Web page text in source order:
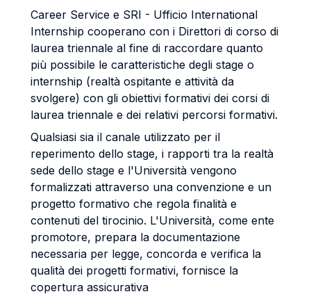
Career Service e SRI - Ufficio International
Internship cooperano con i Direttori di corso di
laurea triennale al fine di raccordare quanto
più possibile le caratteristiche degli stage o
internship (realtà ospitante e attività da
svolgere) con gli obiettivi formativi dei corsi di
laurea triennale e dei relativi percorsi formativi.
Qualsiasi sia il canale utilizzato per il
reperimento dello stage, i rapporti tra la realtà
sede dello stage e l'Università vengono
formalizzati attraverso una convenzione e un
progetto formativo che regola finalità e
contenuti del tirocinio. L'Università, come ente
promotore, prepara la documentazione
necessaria per legge, concorda e verifica la
qualità dei progetti formativi, fornisce la
copertura assicurativa